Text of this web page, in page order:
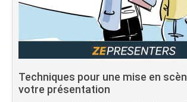
Techniques pour une mise en
votre présentation